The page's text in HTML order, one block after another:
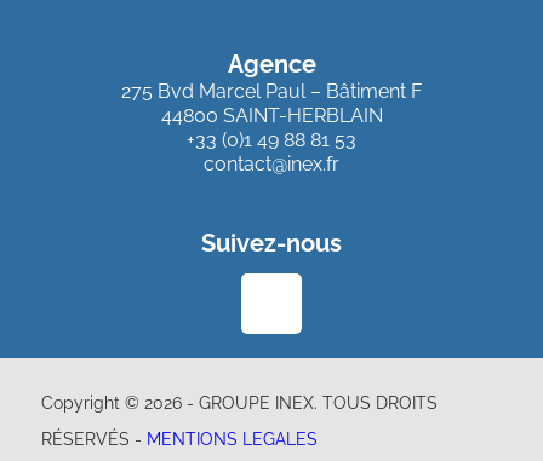
Agence
275 Bvd Marcel Paul – Bâtiment F
44800 SAINT-HERBLAIN
+33 (0)1 49 88 81 53
contact@inex.fr
Suivez-nous
Copyright © 2026 - GROUPE INEX. TOUS DROITS
RÉSERVÉS - MENTIONS LEGALES